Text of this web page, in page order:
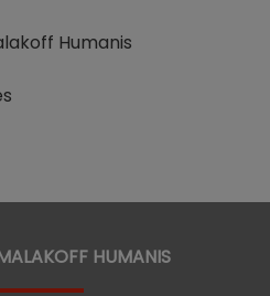
Humanis
HUMANIS